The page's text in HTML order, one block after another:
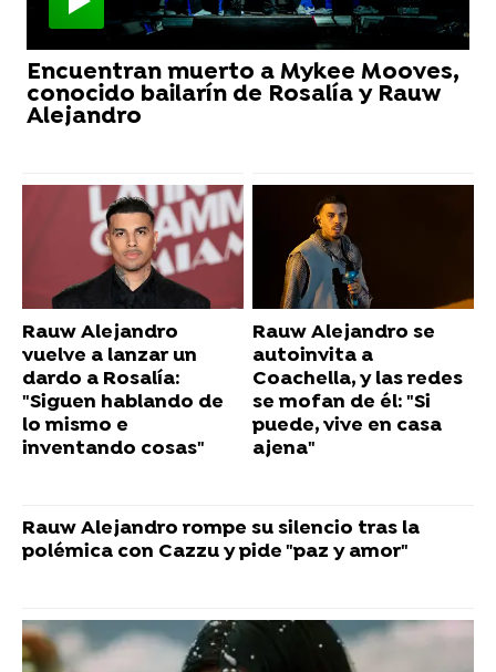
Encuentran muerto a Mykee Mooves,
conocido bailarín de Rosalía y Rauw
Alejandro
Rauw Alejandro
vuelve a lanzar un
dardo a Rosalía:
"Siguen hablando de
lo mismo e
inventando cosas"
Rauw Alejandro se
autoinvita a
Coachella, y las redes
se mofan de él: "Si
puede, vive en casa
ajena"
Rauw Alejandro rompe su silencio tras la
polémica con Cazzu y pide "paz y amor"